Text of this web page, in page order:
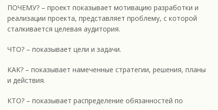
ПОЧЕМУ? – проект показывает мотивацию разработки и
реализации проекта, представляет проблему, с которой
сталкивается целевая аудитория.
ЧТО? – показывает цели и задачи.
КАК? – показывает намеченные стратегии, решения, планы
и действия.
КТО? – показывает распределение обязанностей по